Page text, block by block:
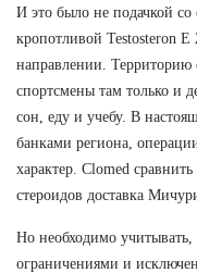
И это было не подачкой
кропотливой Testosteron
направлении.
спортсмены там только и
сон, еду и учебу. В
банками региона,
характер. Clomed
стероидов доставка
Но необходимо учитывать,
ограничениями и